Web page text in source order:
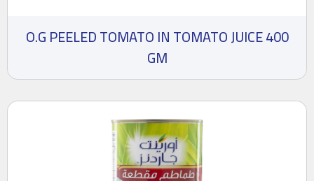
O.G PEELED TOMATO IN TOMATO JUICE 400
GM